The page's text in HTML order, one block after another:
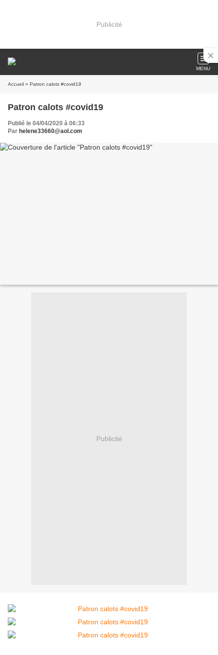
Publicité
MENU
Accueil » Patron calots #covid19
Patron calots #covid19
Publié le 04/04/2020 à 06:33
Par helene33660@aol.com
Publicité